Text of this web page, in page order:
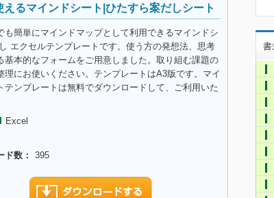
えるマインドシート|ひたすら案だしシート
も簡単にマインドマップとして利用できるマインドシ
エクセルテンプレートです。使う方の発想法、思考
基本的なフォームをご用意しました。取り組む課題の
理にお使いください。テンプレートはA3版です。マイ
テンプレートは無料でダウンロードして、ご利用いた
Excel
ド数：
395
書